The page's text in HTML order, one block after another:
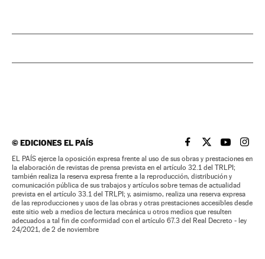
©EDICIONES EL PAÍS EL PAÍS BRASIL EN
EL PAÍSEL PAÍS
EL
EL PAÍS ejerce la oposición expresa frente al uso de sus obras y prestaciones en
la elaboración de revistas de prensa prevista en el artículo 32.1 del TRLPI;
también realiza la reserva expresa frente a la reproducción, distribución y
comunicación pública de sus trabajos y artículos sobre temas de actualidad
prevista en el artículo 33.1 del TRLPI; y, asimismo, realiza una reserva expresa
de las reproducciones y usos de las obras y otras prestaciones accesibles desde
este sitio web a medios de lectura mecánica u otros medios que resulten
adecuados a tal fin de conformidad con el artículo 67.3 del Real Decreto - ley
24/2021, de 2 de noviembre